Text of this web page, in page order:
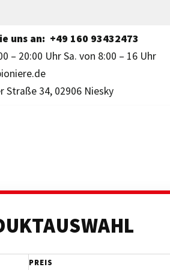
uns an: +49 160 93432473
– 20:00 Uhr Sa. von 8:00 – 16 Uhr
Straße 34, 02906 Niesky
PREIS